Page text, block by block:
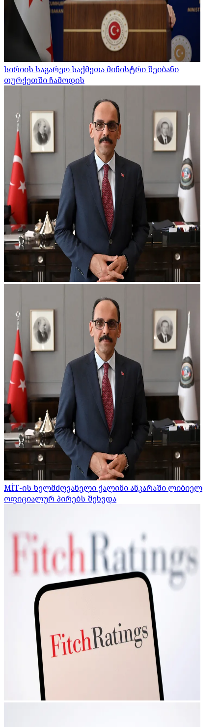
სირიის საგარეო საქმეთა მინისტრი შეიბანი
თურქეთში ჩამოდის
MİT-ის ხელმძღვანელი ქალინი ანკარაში ლიბიელ
ოფიციალურ პირებს შეხვდა